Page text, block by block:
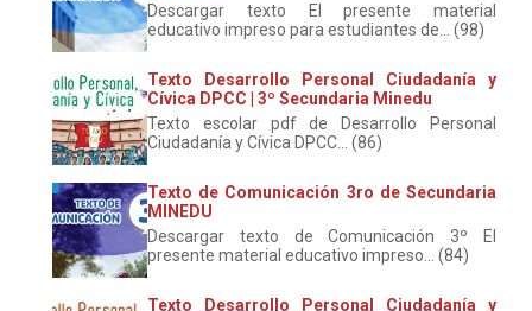
Descargar texto El presente material
educativo impreso para estudiantes de... (98)
Texto Desarrollo Personal Ciudadanía y
Cívica DPCC | 3º Secundaria Minedu
Texto escolar pdf de Desarrollo Personal
Ciudadanía y Cívica DPCC... (86)
Texto de Comunicación 3ro de Secundaria
MINEDU
Descargar texto de Comunicación 3º El
presente material educativo impreso... (84)
Texto Desarrollo Personal Ciudadanía y